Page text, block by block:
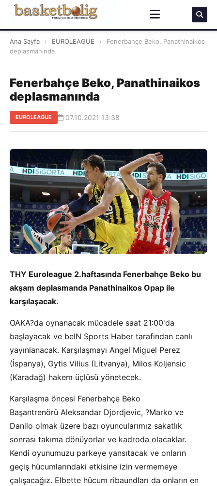
Ana Sayfa › EUROLEAGUE ›
Fenerbahçe Beko, Panathinaikos
deplasmanında
Fenerbahçe Beko, Panathinaikos
deplasmanında
EUROLEAGUE 07.10.2021 13:38
THY Euroleague 2.haftasında Fenerbahçe Beko bu
akşam deplasmanda Panathinaikos Opap ile
karşılaşacak.
OAKA?da oynanacak mücadele saat 21:00'da
başlayacak ve beIN Sports Haber tarafından canlı
yayınlanacak. Karşılaşmayı Angel Miguel Perez
(İspanya), Gytis Vilius (Litvanya), Milos Koljensic
(Karadağ) hakem üçlüsü yönetecek.
Karşılaşma öncesi Fenerbahçe Beko
Başantrenörü Aleksandar Djordjevic, ?Marko ve
Danilo olmak üzere bazı oyuncularımız sakatlık
sonrası takıma dönüyorlar ve kadroda olacaklar.
Kendi oyunumuzu parkeye yansıtacak ve onların
geçiş hücumlarındaki etkisine izin vermemeye
çalışacağız. Elbette hücum ribaundları da onların en